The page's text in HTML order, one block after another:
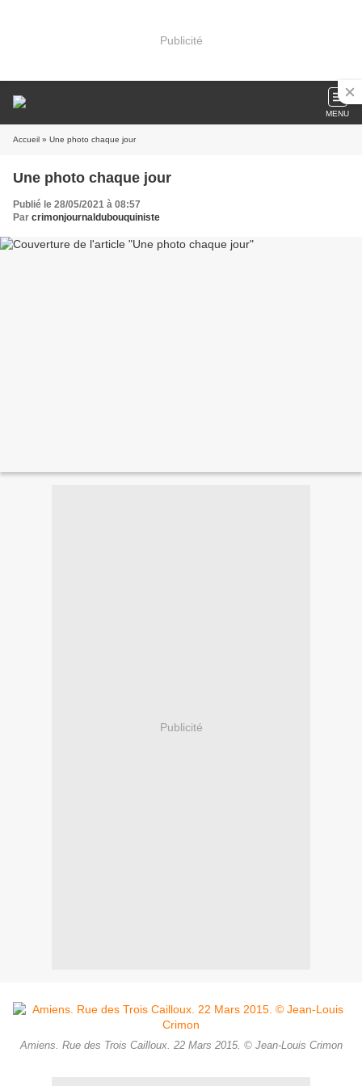
Publicité
MENU
Accueil » Une photo chaque jour
Une photo chaque jour
Publié le 28/05/2021 à 08:57
Par crimonjournaldubouquiniste
Publicité
Amiens. Rue des Trois Cailloux. 22 Mars 2015. © Jean-Louis Crimon